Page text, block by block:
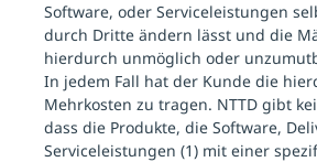
Software, oder Serviceleistungen
durch Dritte ändern lässt und die
hierdurch unmöglich oder
In jedem Fall hat der Kunde die
Mehrkosten zu tragen. NTTD gibt
dass die Produkte, die Software,
Serviceleistungen (1) mit einer